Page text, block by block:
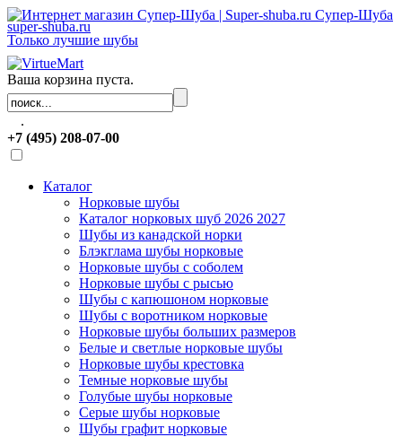
Супер-Шуба
super-shuba.ru
Только лучшие шубы
Ваша корзина пуста.
.
+7 (495) 208-07-00
Каталог
Норковые шубы
Каталог норковых шуб 2026 2027
Шубы из канадской норки
Блэкглама шубы норковые
Норковые шубы с соболем
Норковые шубы с рысью
Шубы с капюшоном норковые
Шубы с воротником норковые
Норковые шубы больших размеров
Белые и светлые норковые шубы
Норковые шубы крестовка
Темные норковые шубы
Голубые шубы норковые
Серые шубы норковые
Шубы графит норковые